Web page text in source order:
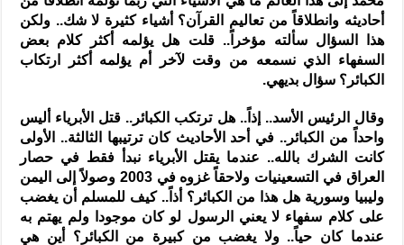
أحاديثه وانطلاقاً من تعاليم القرآن؟ أشياء كثيرة لا شك.. ولكن
هذا السؤال سألته مؤخراً.. قلت هل يؤلمه أكثر كلام بعض
السفهاء الذي نسمعه من وقت لآخر أم يؤلمه أكثر ارتكاب
الكبائر؟ سؤال بديهي.
وقال الرئيس الأسد.. إذاً.. هل ترتكب الكبائر.. قتل الأبرياء أليس
واحداً من الكبائر.. في أحد الأحاديث كان ترتيبها الثالثة.. الأولى
كانت الشرك بالله.. عندما يقتل الأبرياء نبدأ فقط في حصار
العراق في التسعينيات ولاحقاً غزوه في 2003 وصولاً إلى اليمن
وليبيا وسورية هل هذا من الكبائر؟ أذاً.. كيف للمسلم أن يغضب
على كلام سفهاء لا يعني الرسول لو كان موجودا ولم يهتم به
عندما كان حياً.. ولا يغضب من كبيرة من الكبائر؟ أين هي